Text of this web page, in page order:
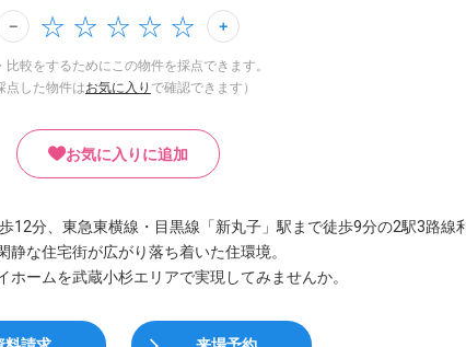
比較をするためにこの物件を採点できます。
点した物件はお気に入り で確認できます）
お気に入りに追加
12分、東急東横線・目黒線「新丸子」駅まで徒歩9分の2駅3路線
静な住宅街が広がり落ち着いた住環境。
ホームを武蔵小杉エリアで実現してみませんか。